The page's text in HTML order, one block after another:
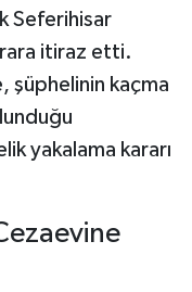
Seferihisar
itiraz etti.
şüphelinin kaçma
yakalama kararı